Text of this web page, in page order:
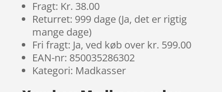
Fragt: Kr. 38.00
Returret: 999 dage (Ja, det er rigtig
mange dage)
Fri fragt: Ja, ved køb over kr. 599.00
EAN-nr: 850035286302
Kategori: Madkasser